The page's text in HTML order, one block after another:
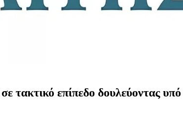
επίπεδο δουλεύοντας